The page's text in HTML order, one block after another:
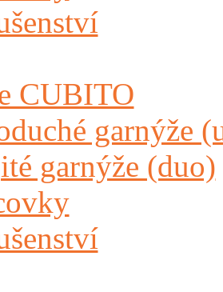
CUBITO
garnýže
garnýže (duo)